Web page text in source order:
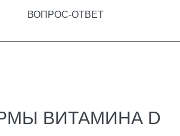
ВОПРОС-ОТВЕТ
ВИТАМИНА D